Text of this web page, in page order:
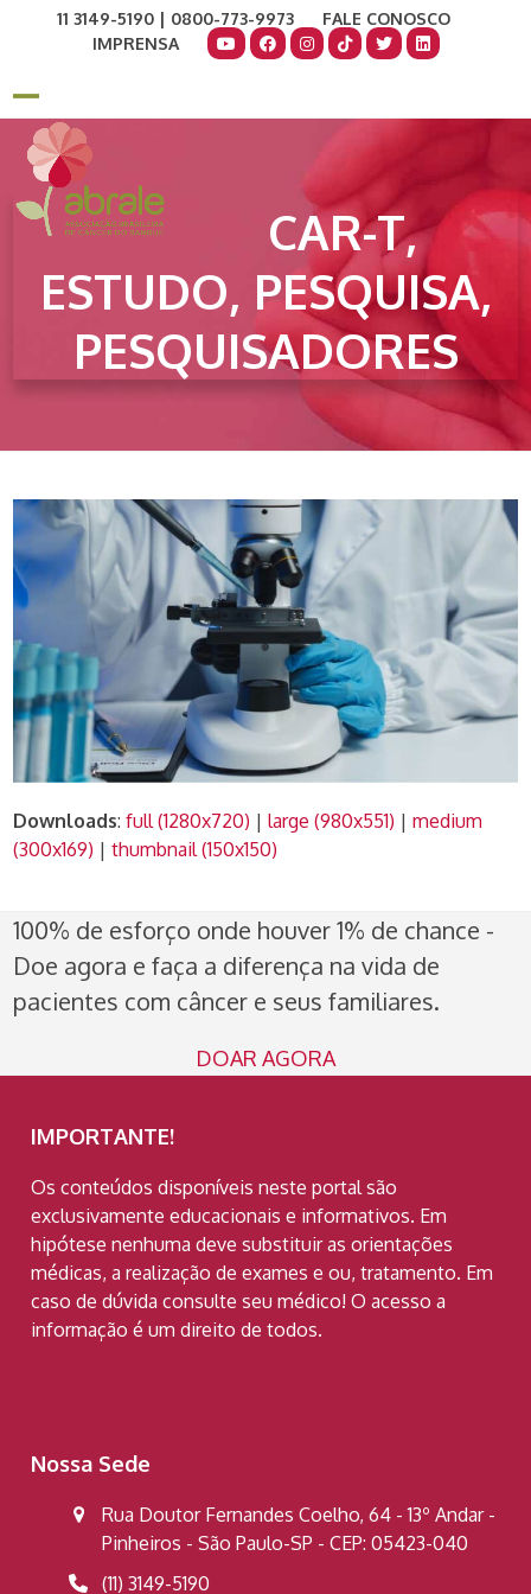
11 3149-5190 | 0800-773-9973
FALE CONOSCO
IMPRENSA
Open
mobile
menu
Close
mobile
menu
CAR-T,
ESTUDO, PESQUISA,
PESQUISADORES
Downloads:full (1280x720) |large (980x551) |medium
(300x169) |thumbnail (150x150)
100% de esforço onde houver 1% de chance -
Doe agora e faça a diferença na vida de
pacientes com câncer e seus familiares.
DOAR AGORA
IMPORTANTE!
Os conteúdos disponíveis neste portal são
exclusivamente educacionais e informativos. Em
hipótese nenhuma deve substituir as orientações
médicas, a realização de exames e ou, tratamento. Em
caso de dúvida consulte seu médico! O acesso a
informação é um direito de todos.
Nossa Sede
Rua Doutor Fernandes Coelho, 64 - 13º Andar -
Pinheiros - São Paulo-SP - CEP: 05423-040
(11) 3149-5190